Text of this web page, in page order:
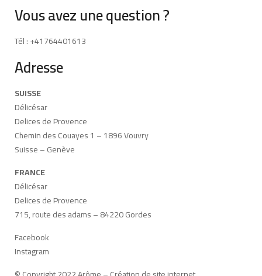
Vous avez une question ?
Tél : +41764401613
Adresse
SUISSE
Délicésar
Delices de Provence
Chemin des Couayes 1 – 1896 Vouvry
Suisse – Genève
FRANCE
Délicésar
Delices de Provence
715, route des adams – 84220 Gordes
Facebook
Instagram